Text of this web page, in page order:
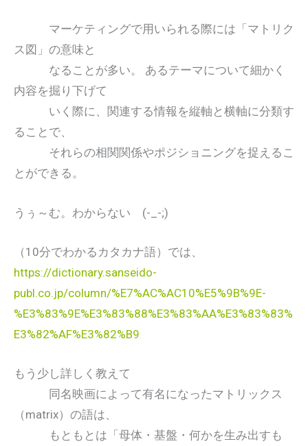
マーケティングで用いられる際には「マトリク
ス図」の意味と
なることが多い。 あるテーマについて細かく
内容を掘り下げて
いく際に、関連する情報を縦軸と横軸に分類す
ることで、
それらの相関関係やポジショニングを捉えるこ
とができる。
うぅ～む。わからない (-_-;)
（10分でわかるカタカナ語）では、
https://dictionary.sanseido-
publ.co.jp/column/%E7%AC%AC10%E5%9B%9E-
%E3%83%9E%E3%83%88%E3%83%AA%E3%83%83%
E3%82%AF%E3%82%B9
もう少し詳しく教えて
同名映画によって有名になったマトリックス
（matrix）の語は、
もともとは「母体・基盤・何かを生み出すも